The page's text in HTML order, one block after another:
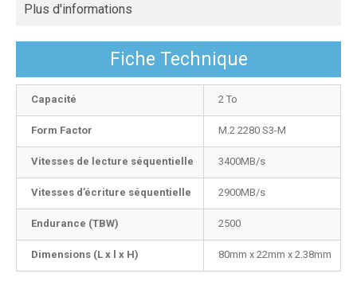
Plus d'informations
Fiche Technique
Capacité 2 To
Form Factor M.2 2280 S3-M
Vitesses de lecture séquentielle 3400MB/s
Vitesses d’écriture séquentielle 2900MB/s
Endurance (TBW) 2500
Dimensions (L x l x H) 80mm x 22mm x 2.38mm